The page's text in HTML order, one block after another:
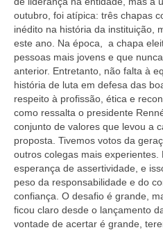
Eleições Triênio
Eleições 2023
Eleições
Agenda do presidente
Editais e licitação
Eleições
Fiscalização
Responsabilidade
outubro, foi atípica: três chapas
inédito na história da instituição,
este ano. Na época, a chapa
pessoas mais jovens e que
anterior. Entretanto, não falta à
história de luta em defesa das
respeito à profissão, ética e
como ressalta o presidente
conjunto de valores que levou a
proposta. Tivemos votos da
outros colegas mais
esperança de assertividade, e
peso da responsabilidade e do
confiança. O desafio é grande,
ficou claro desde o lançamento
vontade de acertar é grande,